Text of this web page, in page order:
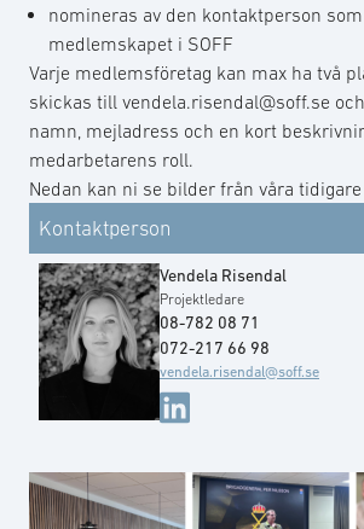
nomineras av den kontaktperson
medlemskapet i SOFF
Varje medlemsföretag kan max ha två
skickas till vendela.risendal@soff.se
namn, mejladress och en kort
medarbetarens roll.
Nedan kan ni se bilder från våra
Kontaktperson
Vendela Risendal
Projektledare
08-782 08 71
072-217 66 98
vendela.risendal@soff.se